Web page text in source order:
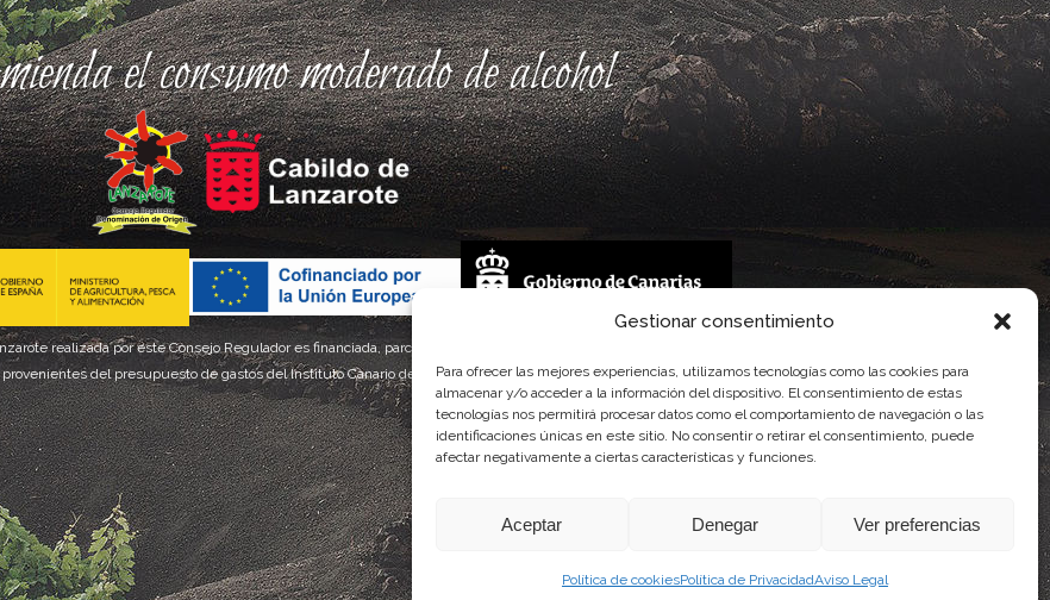
Gestionar consentimiento
Para ofrecer las mejores experiencias, utilizamos tecnologías como las cookies para
almacenar y/o acceder a la información del dispositivo. El consentimiento de estas
tecnologías nos permitirá procesar datos como el comportamiento de navegación o las
identificaciones únicas en este sitio. No consentir o retirar el consentimiento, puede
afectar negativamente a ciertas características y funciones.
Aceptar Denegar Ver preferencias
Política de cookiesPolítica de PrivacidadAviso Legal
el consumo moderado de alcohol
realizada por este Consejo Regulador es financiada, parcialmente, por el Gobierno de Canarias
del presupuesto de gastos del Instituto Canario de Calidad Agroalimentaria